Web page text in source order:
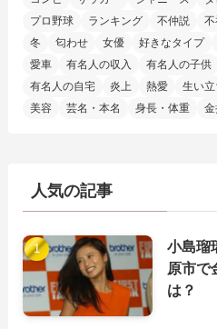
プロ野球
ランキング 不仲説
冬
匂わせ 女優 好きなタイプ
愛車
有名人の収入 有名人の子供
有名人の自宅
炎上 熱愛 生い立
美容
芸名・本名 身長・体重 金
人気の記事
小島瑠
原市で
は？